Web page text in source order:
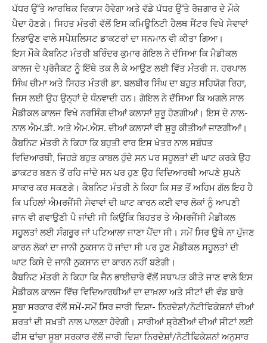
ਪੱਧਰ ਉੱਤੇ ਆਰਥਿਕ ਵਿਕਾਸ ਹੋਵੇਗਾ ਅਤੇ ਵੱਡੇ ਪੱਧਰ ਉੱਤੇ ਰੋਜ਼ਗਾਰ ਦੇ ਮੌਕੇ
ਪੈਦਾ ਹੋਣਗੇ। ਸਿਹਤ ਮੰਤਰੀ ਵੱਲੋਂ ਇਸ ਕਮਿਊਨਿਟੀ ਹੈਲਥ ਸੈਂਟਰ ਵਿਖੇ ਸੇਵਾਵਾਂ
ਨਿਭਾਉਣ ਵਾਲੇ ਸਪੈਸ਼ਲਿਸਟ ਡਾਕਟਰਾਂ ਦਾ ਸਨਮਾਨ ਵੀ ਕੀਤਾ ਗਿਆ।
ਇਸ ਮੌਕੇ ਕੈਬਨਿਟ ਮੰਤਰੀ ਬਰਿੰਦਰ ਕੁਮਾਰ ਗੋਇਲ ਨੇ ਦੱਸਿਆ ਕਿ ਮੈਡੀਕਲ
ਕਾਲਜ ਦੇ ਪ੍ਰੋਜੈਕਟ ਨੂੰ ਇੱਥੇ ਤਕ ਲੈ ਕੇ ਆਉਣ ਲਈ ਵਿੱਤ ਮੰਤਰੀ ਸ. ਹਰਪਾਲ
ਸਿੰਘ ਚੀਮਾ ਅਤੇ ਸਿਹਤ ਮੰਤਰੀ ਡਾ. ਬਲਬੀਰ ਸਿੰਘ ਦਾ ਬਹੁਤ ਸਹਿਯੋਗ ਰਿਹਾ,
ਜਿਸ ਲਈ ਉਹ ਉਨ੍ਹਾਂ ਦੇ ਧੰਨਵਾਦੀ ਹਨ। ਗੋਇਲ ਨੇ ਦੱਸਿਆ ਕਿ ਅਗਲੇ ਸਾਲ
ਮੈਡੀਕਲ ਕਾਲਜ ਵਿਖੇ ਨਰਸਿੰਗ ਦੀਆਂ ਕਲਾਸਾਂ ਸ਼ੁਰੂ ਹੋਣਗੀਆਂ। ਇਸ ਦੇ ਨਾਲ-
ਨਾਲ ਐਮ.ਡੀ. ਅਤੇ ਐਮ.ਐਸ. ਦੀਆਂ ਕਲਾਸਾਂ ਵੀ ਸ਼ੁਰੂ ਕੀਤੀਆਂ ਜਾਣਗੀਆਂ।
ਕੈਬਨਿਟ ਮੰਤਰੀ ਨੇ ਕਿਹਾ ਕਿ ਬਹੁਤੀ ਵਾਰ ਇਸ ਖੇਤਰ ਨਾਲ ਸਬੰਧਤ
ਵਿਦਿਆਰਥੀ, ਜਿਹੜੇ ਬਹੁਤ ਕਾਬਲ ਹੁੰਦੇ ਸਨ ਪਰ ਸਹੂਲਤਾਂ ਦੀ ਘਾਟ ਕਰਕੇ ਉਹ
ਡਾਕਟਰ ਬਣਨ ਤੋਂ ਰਹਿ ਜਾਂਦੇ ਸਨ ਪਰ ਹੁਣ ਉਹ ਵਿਦਿਆਰਥੀ ਆਪਣੇ ਸੁਪਨੇ
ਸਾਕਾਰ ਕਰ ਸਕਣਗੇ। ਕੈਬਨਿਟ ਮੰਤਰੀ ਨੇ ਕਿਹਾ ਕਿ ਸਭ ਤੋਂ ਅਹਿਮ ਗੱਲ ਇਹ ਹੈ
ਕਿ ਪਹਿਲਾਂ ਐਮਰਜੈਂਸੀ ਸੇਵਾਵਾਂ ਦੀ ਘਾਟ ਕਾਰਨ ਕਈ ਵਾਰ ਲੋਕਾਂ ਨੂੰ ਆਪਣੀ
ਜਾਨ ਵੀ ਗਵਾਉਣੀ ਪੈ ਜਾਂਦੀ ਸੀ ਕਿਉਂਕਿ ਬਿਹਤਰ ਤੇ ਐਮਰਜੈਂਸੀ ਮੈਡੀਕਲ
ਸਹੂਲਤਾਂ ਲਈ ਸੰਗਰੂਰ ਜਾਂ ਪਟਿਆਲਾ ਜਾਣਾ ਪੈਂਦਾ ਸੀ। ਸਮੇਂ ਸਿਰ ਉਥੇ ਨਾ ਪੁੱਜਣ
ਕਾਰਨ ਲੋਕਾਂ ਦਾ ਜਾਨੀ ਨੁਕਸਾਨ ਹੋ ਜਾਂਦਾ ਸੀ ਪਰ ਹੁਣ ਮੈਡੀਕਲ ਸਹੂਲਤਾਂ ਦੀ
ਘਾਟ ਕਿਸੇ ਦੇ ਜਾਨੀ ਨੁਕਸਾਨ ਦਾ ਕਾਰਨ ਨਹੀਂ ਬਣੇਗੀ।
ਕੈਬਨਿਟ ਮੰਤਰੀ ਨੇ ਕਿਹਾ ਕਿ ਜੈਨ ਭਾਈਚਾਰੇ ਵੱਲੋਂ ਸਥਾਪਤ ਕੀਤੇ ਜਾਣ ਵਾਲੇ ਇਸ
ਮੈਡੀਕਲ ਕਾਲਜ ਵਿੱਚ ਵਿਦਿਆਰਥੀਆਂ ਦਾ ਦਾਖ਼ਲਾ ਅਤੇ ਸੀਟਾਂ ਦੀ ਵੰਡ ਬਾਰੇ
ਸੂਬਾ ਸਰਕਾਰ ਵੱਲੋਂ ਸਮੇਂ-ਸਮੇਂ ਸਿਰ ਜਾਰੀ ਦਿਸ਼ਾ- ਨਿਰਦੇਸ਼ਾਂ/ਨੋਟੀਫਿਕੇਸ਼ਨਾਂ ਦੀਆਂ
ਸ਼ਰਤਾਂ ਦੀ ਸਖ਼ਤੀ ਨਾਲ ਪਾਲਣਾ ਹੋਵੇਗੀ। ਸਾਰੀਆਂ ਸ਼੍ਰੇਣੀਆਂ ਦੀਆਂ ਸੀਟਾਂ ਲਈ
ਫੀਸ ਢਾਂਚਾ ਸੂਬਾ ਸਰਕਾਰ ਵੱਲੋਂ ਜਾਰੀ ਦਿਸ਼ਾ ਨਿਰਦੇਸ਼ਾਂ/ਨੋਟੀਫਿਕੇਸ਼ਨਾਂ ਅਨੁਸਾਰ